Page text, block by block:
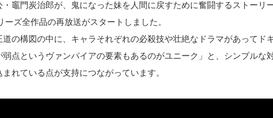
・竈門炭治郎が、鬼になった妹を人間に戻すために奮闘するストーリ
ーズ全作品の再放送がスタートしました。
道の構図の中に、キャラそれぞれの必殺技や壮絶なドラマがあってド
点というヴァンパイアの要素もあるのがユニーク」と、シンプルな
れている点が支持につながっています。